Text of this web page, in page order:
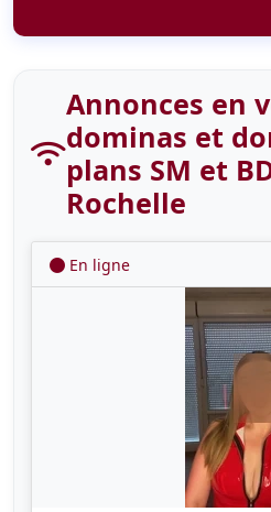
Annonces en
dominas et
plans SM et
Rochelle
En ligne